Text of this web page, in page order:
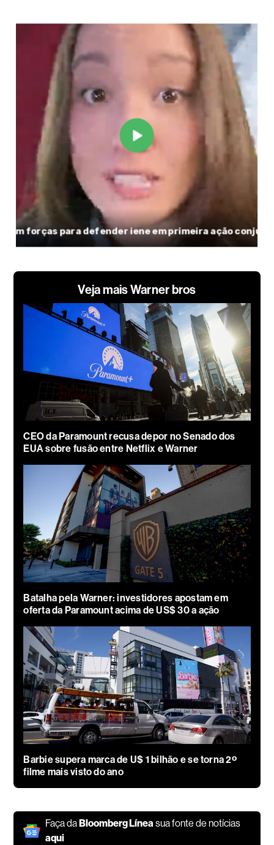
Veja mais Warner bros
CEO da Paramount recusa depor no Senado dos
EUA sobre fusão entre Netflix e Warner
Batalha pela Warner: investidores apostam em
oferta da Paramount acima de US$ 30 a ação
Barbie supera marca de U$ 1 bilhão e se torna 2º
filme mais visto do ano
Faça daBloomberg Líneasua fonte de notícias
aqui